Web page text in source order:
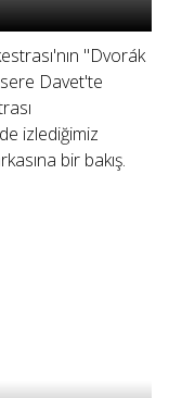
"Dvorák
Davet'te
izlediğimiz
bir bakış.